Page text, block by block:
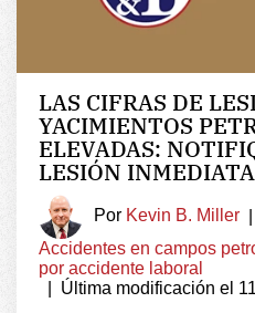
LAS CIFRAS DE
YACIMIENTOS
ELEVADAS:
LESIÓN
Por Kevin B. Miller
Accidentes en campos
por accidente laboral
Última modificación el